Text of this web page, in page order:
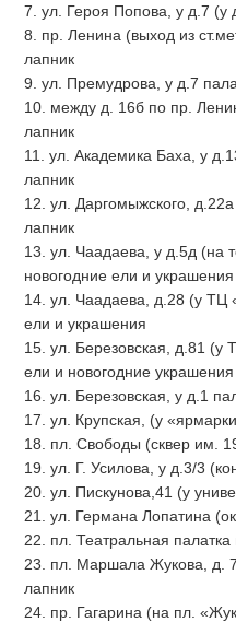
7. ул. Героя Попова, у д.7 (у
8. пр. Ленина (выход из
лапник
9. ул. Премудрова, у д.7
10. между д. 16б по пр.
лапник
11. ул. Академика Баха, у
лапник
12. ул. Даргомыжского,
лапник
13. ул. Чаадаева, у д.5д (на
новогодние ели и украшения
14. ул. Чаадаева, д.28 (у ТЦ
ели и украшения
15. ул. Березовская, д.81 (у
ели и новогодние украшения
16. ул. Березовская, у д.1
17. ул. Крупская, (у
18. пл. Свободы (сквер им.
19. ул. Г. Усилова, у д.3/3
20. ул. Пискунова,41 (у
21. ул. Германа Лопатина
22. пл. Театральная
23. пл. Маршала Жукова, д.
лапник
24. пр. Гагарина (на пл.